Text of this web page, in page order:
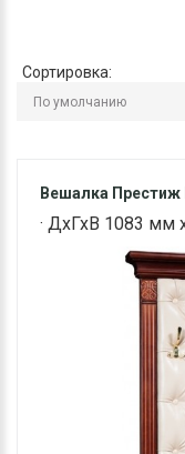
Сортировка:
Вешалка Престиж
· ДхГхВ 1083 мм